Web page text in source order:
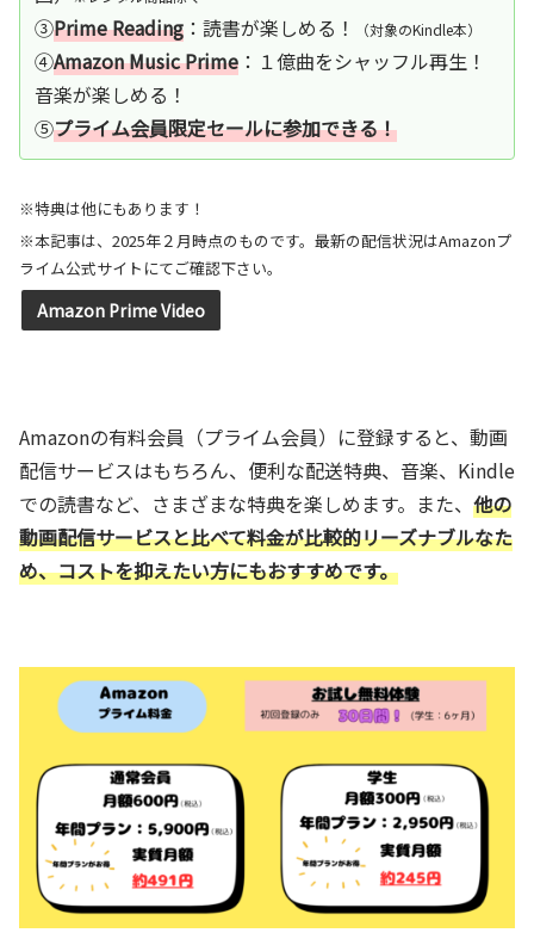
③Prime Reading ：読書が楽しめる！ （対象のKindle本）
④Amazon Music Prime ：１億曲をシャッフル再生！
音楽が楽しめる！
⑤プライム会員限定セールに参加できる！
※特典は他にもあります！
※本記事は、2025年２月時点のものです。最新の配信状況はAmazonプ
ライム公式サイトにてご確認下さい。
Amazon Prime Video
Amazonの有料会員（プライム会員）に登録すると、動画
配信サービスはもちろん、便利な配送特典、音楽、Kindle
での読書など、さまざまな特典を楽しめます。また、 他の
動画配信サービスと比べて料金が比較的リーズナブルなた
め、コストを抑えたい方にもおすすめです。